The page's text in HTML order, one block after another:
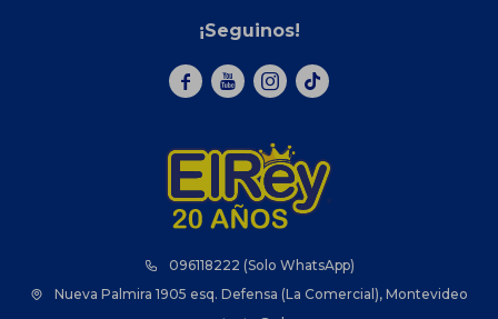
096118222 (Solo WhatsApp)
Nueva Palmira 1905 esq. Defensa (La Comercial), Montevideo
¡Seguinos!
  